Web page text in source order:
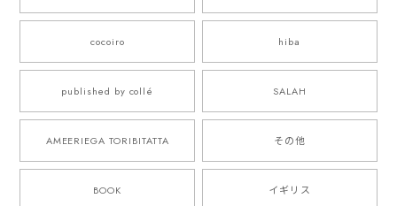
cocoiro hiba
published by collé SALAH
AMEERIEGA TORIBITATTA その他
BOOK イギリス